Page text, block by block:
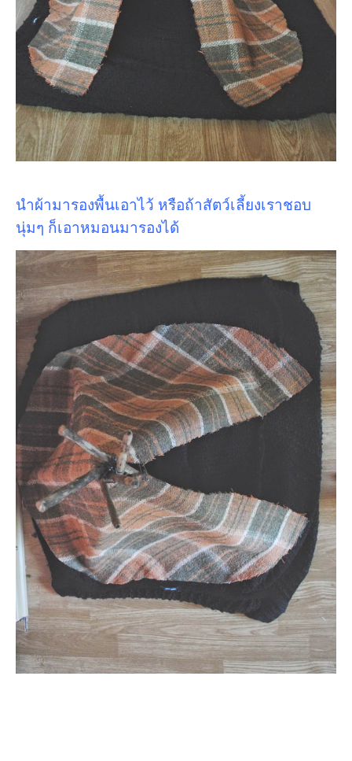
นำผ้ามารองพื้นเอาไว้ หรือถ้าสัตว์เลี้ยงเราชอบ
นุ่มๆ ก็เอาหมอนมารองได้